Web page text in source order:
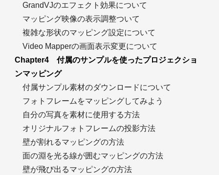
GrandVJのエフェクト効果について
マッピング映像の表示調整ついて
複雑な形状のマッピング設定について
Video Mapperの画面表示変更について
Chapter4 付属のサンプルを使ったプロジェクショ
ンマッピング
付属サンプル素材のダウンロードについて
フォトフレームをマッピングしてみよう
自分の写真を素材に使用する方法
オリジナルフォトフレームの投影方法
壁が割れるマッピングの方法
面の淵を光る線が囲むマッピングの方法
壁が飛び出るマッピングの方法